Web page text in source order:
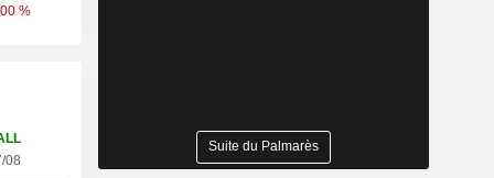
%
08
Suite du Palmarès